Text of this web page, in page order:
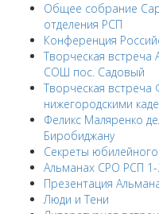
Общее собрание
отделения РСП
Конференция
Творческая
СОШ пос. Садовый
Творческая встреча
нижегородскими
Феликс Маляренко
Биробиджану
Секреты
Альманах СРО РСП 1-
Презентация
Люди и Тени